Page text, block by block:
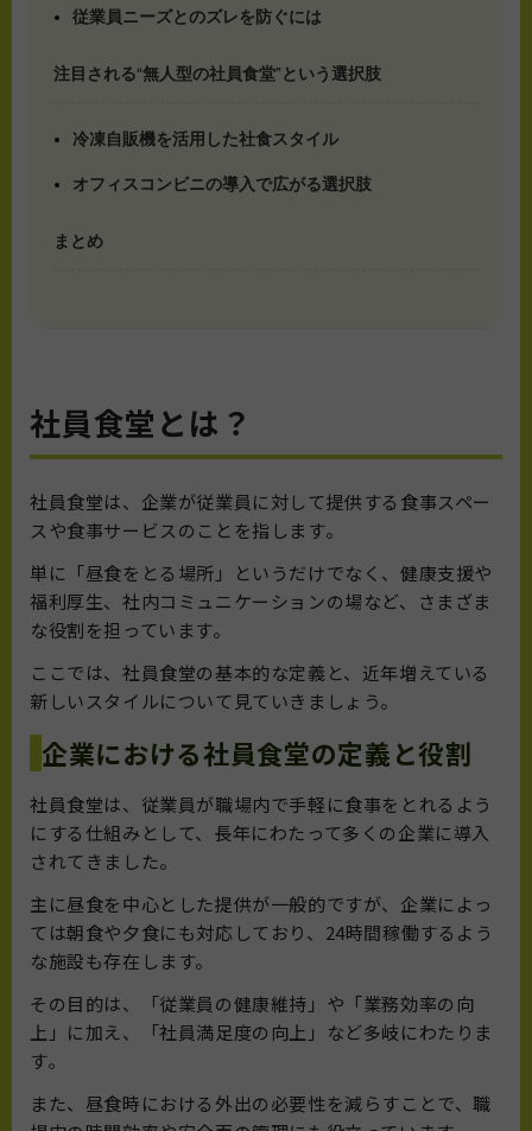
従業員ニーズとのズレを防ぐには
注目される“無人型の社員食堂”という選択肢
冷凍自販機を活用した社食スタイル
オフィスコンビニの導入で広がる選択肢
まとめ
社員食堂とは？
社員食堂は、企業が従業員に対して提供する食事スペー
スや食事サービスのことを指します。
単に「昼食をとる場所」というだけでなく、健康支援や
福利厚生、社内コミュニケーションの場など、さまざま
な役割を担っています。
ここでは、社員食堂の基本的な定義と、近年増えている
新しいスタイルについて見ていきましょう。
企業における社員食堂の定義と役割
社員食堂は、従業員が職場内で手軽に食事をとれるよう
にする仕組みとして、長年にわたって多くの企業に導入
されてきました。
主に昼食を中心とした提供が一般的ですが、企業によっ
ては朝食や夕食にも対応しており、24時間稼働するよう
な施設も存在します。
その目的は、「従業員の健康維持」や「業務効率の向
上」に加え、「社員満足度の向上」など多岐にわたりま
す。
また、昼食時における外出の必要性を減らすことで、職